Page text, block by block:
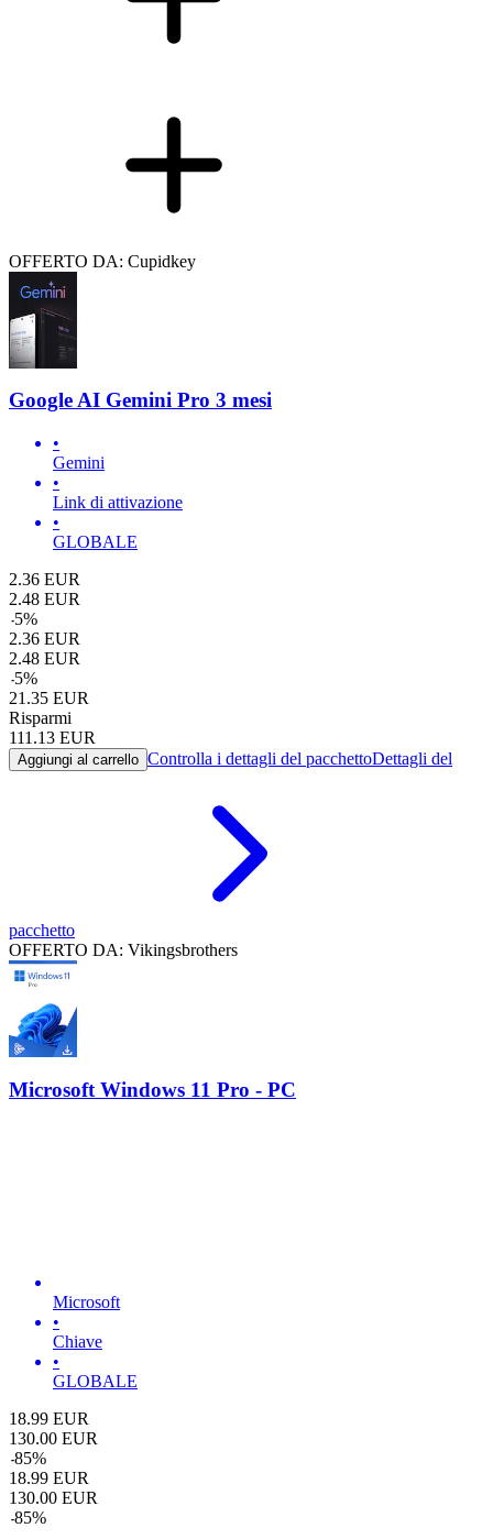
OFFERTO DA: Cupidkey
Google AI Gemini Pro 3 mesi
•
Gemini
•
Link di attivazione
•
GLOBALE
2.36 EUR
2.48 EUR
-5%
2.36 EUR
2.48 EUR
-5%
21.35 EUR
Risparmi
111.13 EUR
Aggiungi al carrello Controlla i dettagli del pacchettoDettagli del
pacchetto
OFFERTO DA: Vikingsbrothers
Microsoft Windows 11 Pro - PC
Microsoft
•
Chiave
•
GLOBALE
18.99 EUR
130.00 EUR
-85%
18.99 EUR
130.00 EUR
-85%